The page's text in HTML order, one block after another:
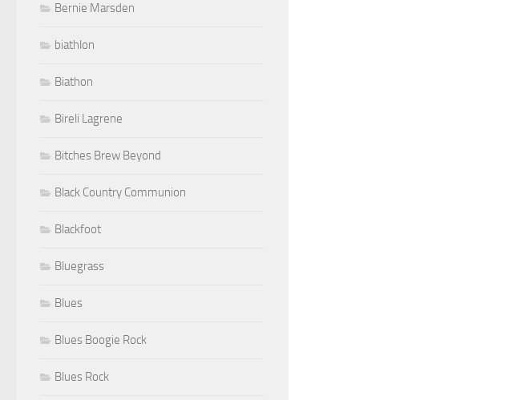
Bernie Marsden
biathlon
Biathon
Bireli Lagrene
Bitches Brew Beyond
Black Country Communion
Blackfoot
Bluegrass
Blues
Blues Boogie Rock
Blues Rock